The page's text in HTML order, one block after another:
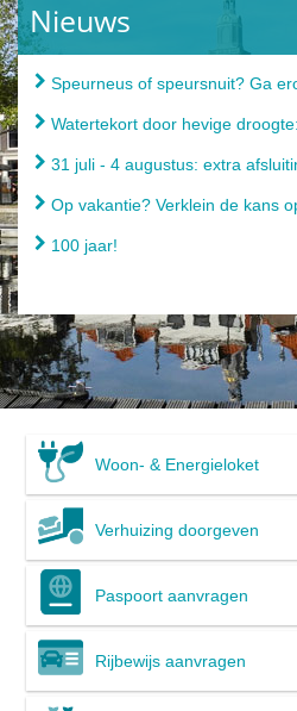
Nieuws
Speurneus of speursnuit? Ga
Op vakantie? Verklein de kans
100 jaar!
Woon- & Energieloket
Verhuizing doorgeven
Paspoort aanvragen
Rijbewijs aanvragen